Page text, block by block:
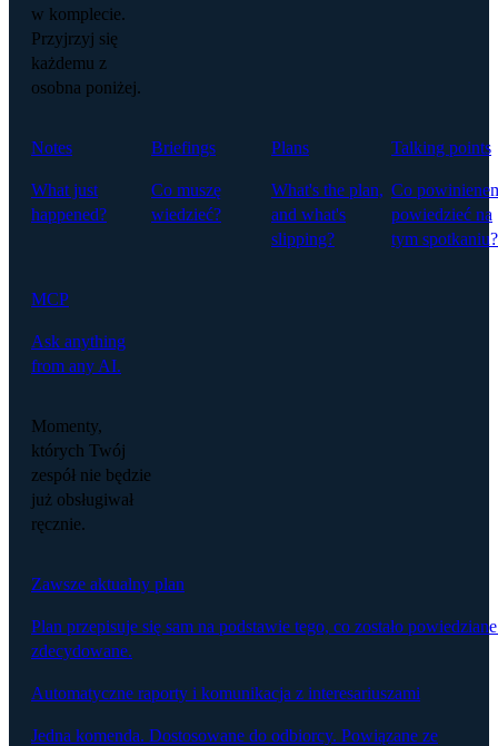
w komplecie.
Przyjrzyj się
każdemu z
osobna poniżej.
Notes
What just
happened?
Briefings
Co muszę
wiedzieć?
Plans
What's the plan,
and what's
slipping?
Talking points
Co
powiedzieć na
tym spotkaniu?
MCP
Ask anything
from any AI.
Momenty,
których Twój
zespół nie będzie
już obsługiwał
ręcznie.
Zawsze aktualny plan
Plan przepisuje się sam na podstawie tego, co zostało
zdecydowane.
Automatyczne raporty i komunikacja z interesariuszami
Jedna komenda. Dostosowane do odbiorcy. Powiązane ze